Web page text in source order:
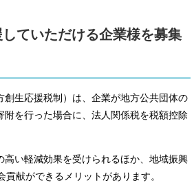
ていただける企業様を募集
創生応援税制）は、企業が地方公共団体の
附を行った場合に、法人関係税を税額控除
高い軽減効果を受けられるほか、地域振興
献ができるメリットがあります。